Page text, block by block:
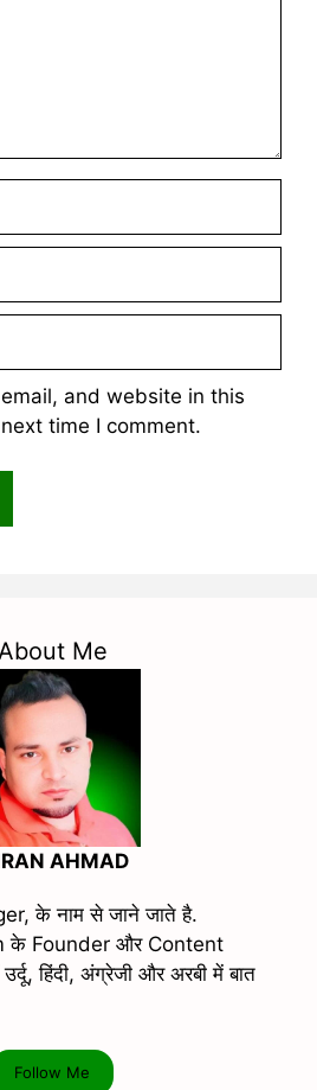
and website in this
time I comment.
Me
AHMAD
के नाम से जाने जाते है.
के Founder और Content
हिंदी, अंग्रेजी और अरबी में बात
Follow Me